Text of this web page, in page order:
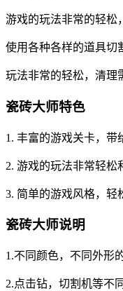
游戏的玩法非常的轻松
使用各种各样的道具切
玩法非常的轻松，清理
瓷砖大师特色
1. 丰富的游戏关卡，带
2. 游戏的玩法非常轻松
3. 简单的游戏风格，轻
瓷砖大师说明
1.不同颜色，不同外形
2.点击钻，切割机等不